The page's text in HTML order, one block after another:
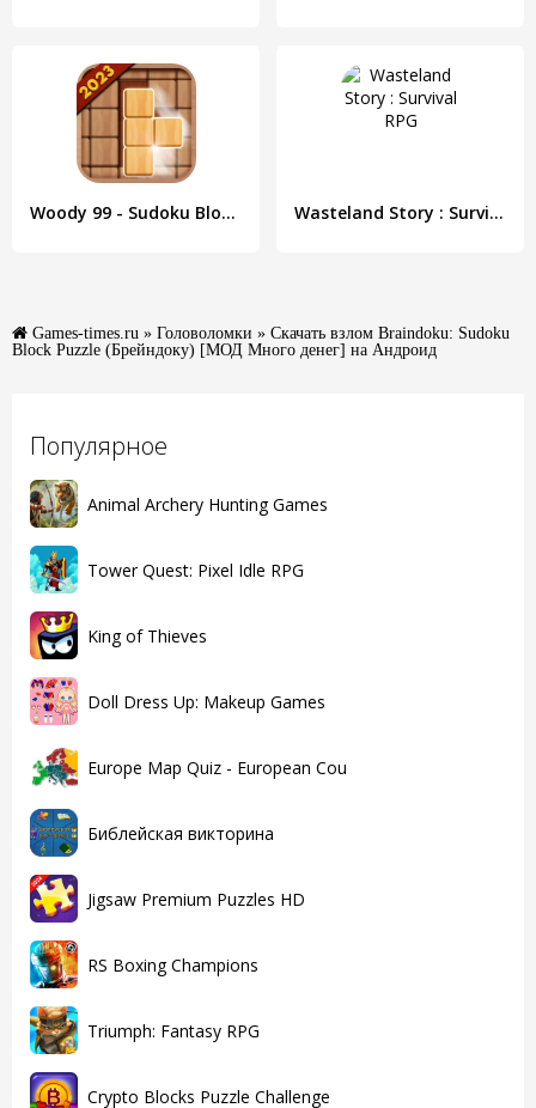
Популярное
Animal Archery Hunting Games
Tower Quest: Pixel Idle RPG
King of Thieves
Doll Dress Up: Makeup Games
Europe Map Quiz - European Cou
Библейская викторина
Jigsaw Premium Puzzles HD
RS Boxing Champions
Triumph: Fantasy RPG
Crypto Blocks Puzzle Challenge
Woody 99 - Sudoku Block Puzzle Wasteland Story : Survival RPG
Games-times.ru » Головоломки » Скачать взлом Braindoku: Sudoku
Block Puzzle (Брейндоку) [МОД Много денег] на Андроид